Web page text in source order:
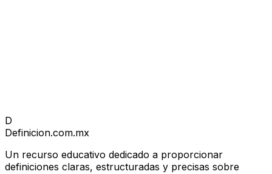
D
Definicion.com.mx
Un recurso educativo dedicado a proporcionar
definiciones claras, estructuradas y precisas sobre